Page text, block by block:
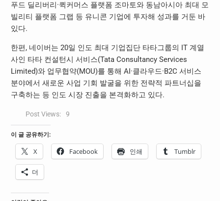
푸드 딜리버리·퀵커머스 플랫폼 조마토와 동남아시아 최대 모
빌리티 플랫폼 그랩 등 유니콘 기업에 투자해 성과를 거둔 바
있다.
한편, 네이버는 20일 인도 최대 기업집단 타타그룹의 IT 계열
사인 타타 컨설턴시 서비스(Tata Consultancy Services
Limited)와 업무협약(MOU)를 통해 AI·클라우드·B2C 서비스
분야에서 새로운 사업 기회 발굴을 위한 전략적 파트너십을
구축하는 등 인도 시장 진출을 본격화하고 있다.
Post Views: 9
이 글 공유하기:
X Facebook 인쇄 Tumblr
더